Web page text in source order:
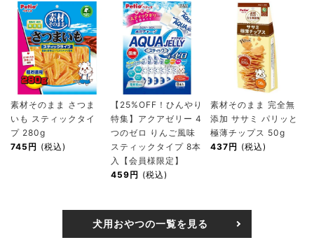
素材そのまま さつま
いも スティックタイ
プ 280g
745円 (税込)
【25%OFF！ひんやり
特集】アクアゼリー 4
つのゼロ りんご風味
スティックタイプ 8本
入【会員様限定】
459円 (税込)
素材そのまま 完全無
添加 ササミ パリッと
極薄チップス 50g
437円 (税込)
犬用おやつの一覧を見る